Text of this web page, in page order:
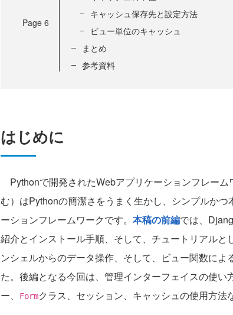
Page 6
キャッシュ保存先と設定方法
ビュー単位のキャッシュ
まとめ
参考資料
はじめに
Pythonで開発されたWebアプリケーションフレー
む）はPythonの簡潔さをうまく生かし、シンプルか
ーションフレームワークです。 本稿の前編では、
紹介とインストール手順、そして、チュートリアルと
ンシェルからのデータ操作、そして、ビュー関数によ
た。後編となる今回は、管理インターフェイスの使い
ー、
Formクラス、セッション、キャッシュの使用方法